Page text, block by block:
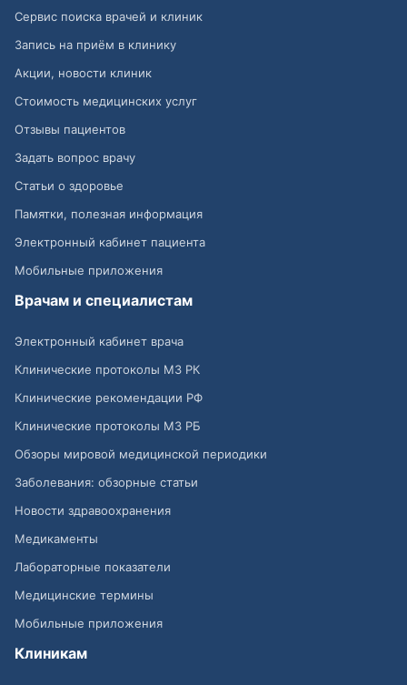
Сервис поиска врачей и клиник
Запись на приём в клинику
Акции, новости клиник
Стоимость медицинских услуг
Отзывы пациентов
Задать вопрос врачу
Статьи о здоровье
Памятки, полезная информация
Электронный кабинет пациента
Мобильные приложения
Врачам и специалистам
Электронный кабинет врача
Клинические протоколы МЗ РК
Клинические рекомендации РФ
Клинические протоколы МЗ РБ
Обзоры мировой медицинской периодики
Заболевания: обзорные статьи
Новости здравоохранения
Медикаменты
Лабораторные показатели
Медицинские термины
Мобильные приложения
Клиникам